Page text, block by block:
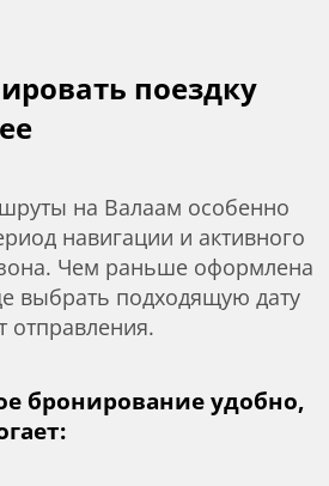
поездку
на Валаам особенно
навигации и активного
Чем раньше оформлена
выбрать подходящую дату
отправления.
бронирование удобно,